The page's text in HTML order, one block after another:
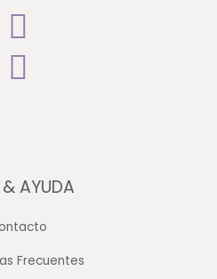
AYUDA
Frecuentes